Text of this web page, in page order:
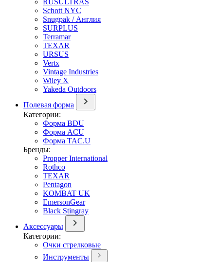
RUSULTRAS
Schott NYC
Snugpak / Англия
SURPLUS
Terramar
TEXAR
URSUS
Vertx
Vintage Industries
Wiley X
Yakeda Outdoors
Полевая форма
Категории:
Форма BDU
Форма ACU
Форма TAC.U
Бренды:
Propper International
Rothco
TEXAR
Pentagon
KOMBAT UK
EmersonGear
Black Stingray
Аксессуары
Категории:
Очки стрелковые
Инструменты